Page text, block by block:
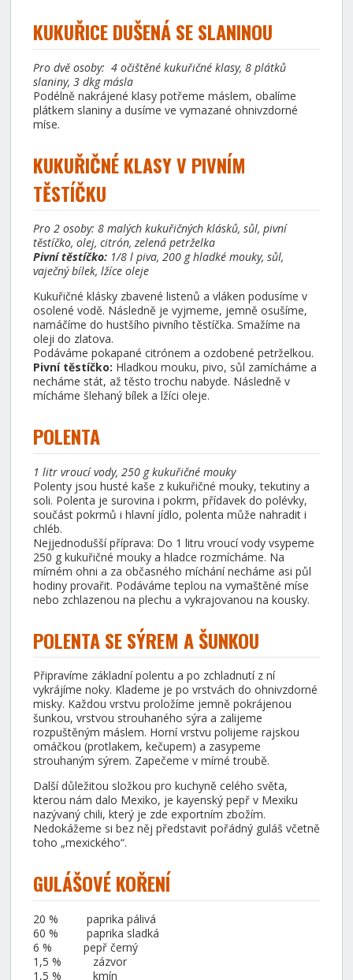
KUKUŘICE DUŠENÁ SE SLANINOU
Pro dvě osoby: 4 očištěné kukuřičné klasy, 8 plátků
slaniny, 3 dkg másla
Podélně nakrájené klasy potřeme máslem, obalíme
plátkem slaniny a dusíme ve vymazané ohnivzdorné
míse.
KUKUŘIČNÉ KLASY V PIVNÍM
TĚSTÍČKU
Pro 2 osoby: 8 malých kukuřičných klásků, sůl, pivní
těstíčko, olej, citrón, zelená petrželka
Pivní těstíčko: 1/8 l piva, 200 g hladké mouky, sůl,
vaječný bílek, lžíce oleje
Kukuřičné klásky zbavené listenů a vláken podusíme v
osolené vodě. Následně je vyjmeme, jemně osušíme,
namáčíme do hustšího pivního těstíčka. Smažíme na
oleji do zlatova.
Podáváme pokapané citrónem a ozdobené petrželkou.
Pivní těstíčko: Hladkou mouku, pivo, sůl zamícháme a
necháme stát, až těsto trochu nabyde. Následně v
mícháme šlehaný bílek a lžíci oleje.
POLENTA
1 litr vroucí vody, 250 g kukuřičné mouky
Polenty jsou husté kaše z kukuřičné mouky, tekutiny a
soli. Polenta je surovina i pokrm, přídavek do polévky,
součást pokrmů i hlavní jídlo, polenta může nahradit i
chléb.
Nejjednodušší příprava: Do 1 litru vroucí vody vsypeme
250 g kukuřičné mouky a hladce rozmícháme. Na
mírném ohni a za občasného míchání necháme asi půl
hodiny provařit. Podáváme teplou na vymaštěné míse
nebo zchlazenou na plechu a vykrajovanou na kousky.
POLENTA SE SÝREM A ŠUNKOU
Připravíme základní polentu a po zchladnutí z ní
vykrájíme noky. Klademe je po vrstvách do ohnivzdorné
misky. Každou vrstvu proložíme jemně pokrájenou
šunkou, vrstvou strouhaného sýra a zalijeme
rozpuštěným máslem. Horní vrstvu polijeme rajskou
omáčkou (protlakem, kečupem) a zasypeme
strouhaným sýrem. Zapečeme v mírné troubě.
Další důležitou složkou pro kuchyně celého světa,
kterou nám dalo Mexiko, je kayenský pepř v Mexiku
nazývaný chili, který je zde exportním zbožím.
Nedokážeme si bez něj představit pořádný guláš včetně
toho „mexického“.
GULÁŠOVÉ KOŘENÍ
20 % paprika pálivá
60 % paprika sladká
6 % pepř černý
1,5 % zázvor
1,5 % kmín